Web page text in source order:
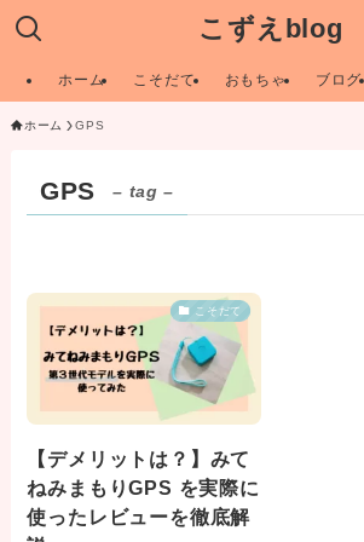
こずえblog
ホーム こそだて おもちゃ ブログ
ホーム GPS
GPS – tag –
こそだて
【デメリットは？】みて
ねみまもりGPS を実際に
使ったレビューを徹底解